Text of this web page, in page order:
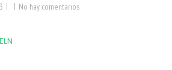
| | No hay comentarios